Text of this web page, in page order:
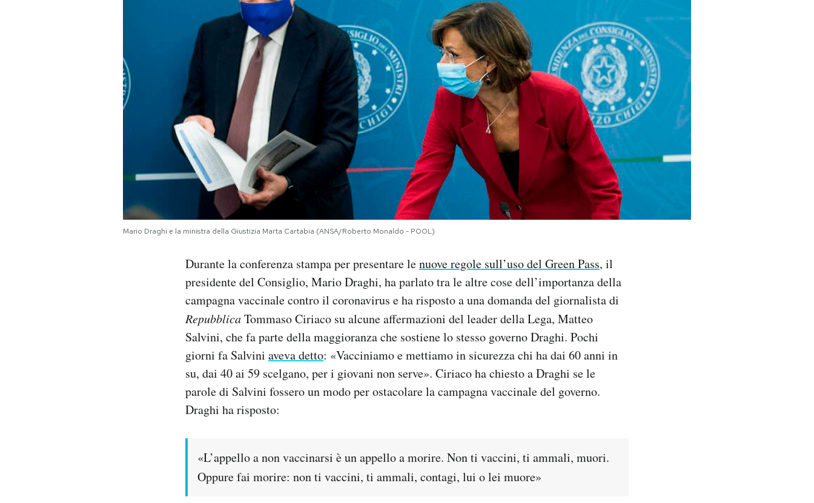
AREA PERSONALE
Mario Draghi e la ministra della Giustizia Marta Cartabia (ANSA/Roberto Monaldo - POOL)
Durante la conferenza stampa per presentare lenuove regole sull’uso del Green Pass, il
presidente del Consiglio, Mario Draghi, ha parlato tra le altre cose dell’importanza della
campagna vaccinale contro il coronavirus e ha risposto a una domanda del giornalista di
RepubblicaTommaso Ciriaco su alcune affermazioni del leader della Lega, Matteo
Salvini, che fa parte della maggioranza che sostiene lo stesso governo Draghi. Pochi
giorni fa Salvini aveva detto: «Vacciniamo e mettiamo in sicurezza chi ha dai 60 anni in
su, dai 40 ai 59 scelgano, per i giovani non serve». Ciriaco ha chiesto a Draghi se le
parole di Salvini fossero un modo per ostacolare la campagna vaccinale del governo.
Draghi ha risposto:
«L’appello a non vaccinarsi è un appello a morire. Non ti vaccini, ti ammali, muori.
Oppure fai morire: non ti vaccini, ti ammali, contagi, lui o lei muore»